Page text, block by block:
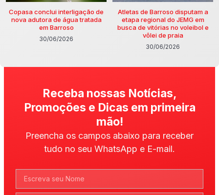
Copasa conclui interligação de
nova adutora de água tratada
em Barroso
30/06/2026
Atletas de Barroso disputam a
etapa regional do JEMG em
busca de vitórias no voleibol e
vôlei de praia
30/06/2026
Receba nossas Notícias,
Promoções e Dicas em primeira
mão!
Preencha os campos abaixo para receber
tudo no seu WhatsApp e E-mail.